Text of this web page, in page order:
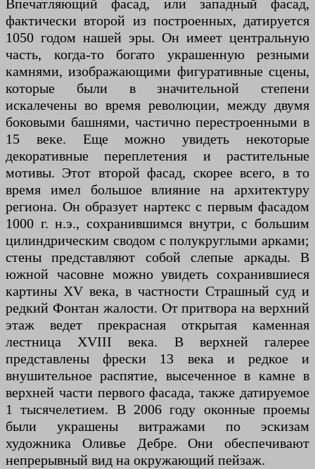
Впечатляющий фасад, или западный фасад,
фактически второй из построенных, датируется
1050 годом нашей эры. Он имеет центральную
часть, когда-то богато украшенную резными
камнями, изображающими фигуративные сцены,
которые были в значительной степени
искалечены во время революции, между двумя
боковыми башнями, частично перестроенными в
15 веке. Еще можно увидеть некоторые
декоративные переплетения и растительные
мотивы. Этот второй фасад, скорее всего, в то
время имел большое влияние на архитектуру
региона. Он образует нартекс с первым фасадом
1000 г. н.э., сохранившимся внутри, с большим
цилиндрическим сводом с полукруглыми арками;
стены представляют собой слепые аркады. В
южной часовне можно увидеть сохранившиеся
картины XV века, в частности Страшный суд и
редкий Фонтан жалости. От притвора на верхний
этаж ведет прекрасная открытая каменная
лестница XVIII века. В верхней галерее
представлены фрески 13 века и редкое и
внушительное распятие, высеченное в камне в
верхней части первого фасада, также датируемое
1 тысячелетием. В 2006 году оконные проемы
были украшены витражами по эскизам
художника Оливье Дебре. Они обеспечивают
непрерывный вид на окружающий пейзаж.